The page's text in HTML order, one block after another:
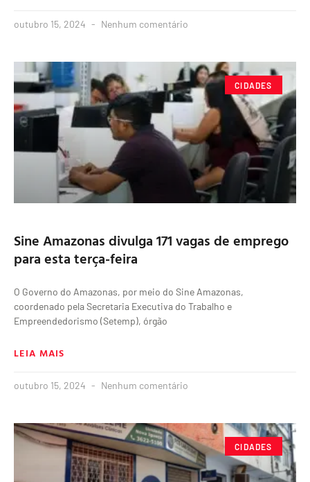
outubro 15, 2024 Nenhum comentário
CIDADES
Sine Amazonas divulga 171 vagas de emprego
para esta terça-feira
O Governo do Amazonas, por meio do Sine Amazonas,
coordenado pela Secretaria Executiva do Trabalho e
Empreendedorismo (Setemp), órgão
LEIA MAIS
outubro 15, 2024 Nenhum comentário
CIDADES